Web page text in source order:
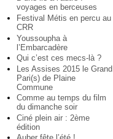
voyages en berceuses
Festival Métis en percu au
CRR
Youssoupha à
l’Embarcadère
Qui c’est ces mecs-là ?
Les Assises 2015 le Grand
Pari(s) de Plaine
Commune
Comme au temps du film
du dimanche soir
Ciné plein air : 2ème
édition